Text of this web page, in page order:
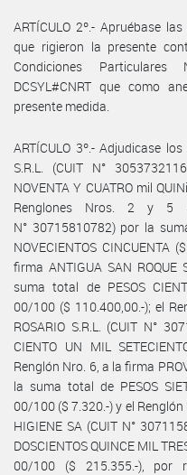
ARTÍCULO 2º.- Apruébase
que rigieron la presente
Condiciones Particulares
DCSYL#CNRT que como
presente medida.
ARTÍCULO 3º.- Adjudicase
S.R.L. (CUIT N°
NOVENTA Y CUATRO mil
Renglones Nros. 2 y 5
N° 30715810782) por la
NOVECIENTOS
firma ANTIGUA SAN
suma total de PESOS
00/100 ($ 110.400,00.-); el
ROSARIO S.R.L. (CUIT N°
CIENTO UN MIL
Renglón Nro. 6, a la firma
la suma total de PESOS
00/100 ($ 7.320.-) y el Renglón
HIGIENE SA (CUIT N°
DOSCIENTOS QUINCE MIL
00/100 ($ 215.355.-), por